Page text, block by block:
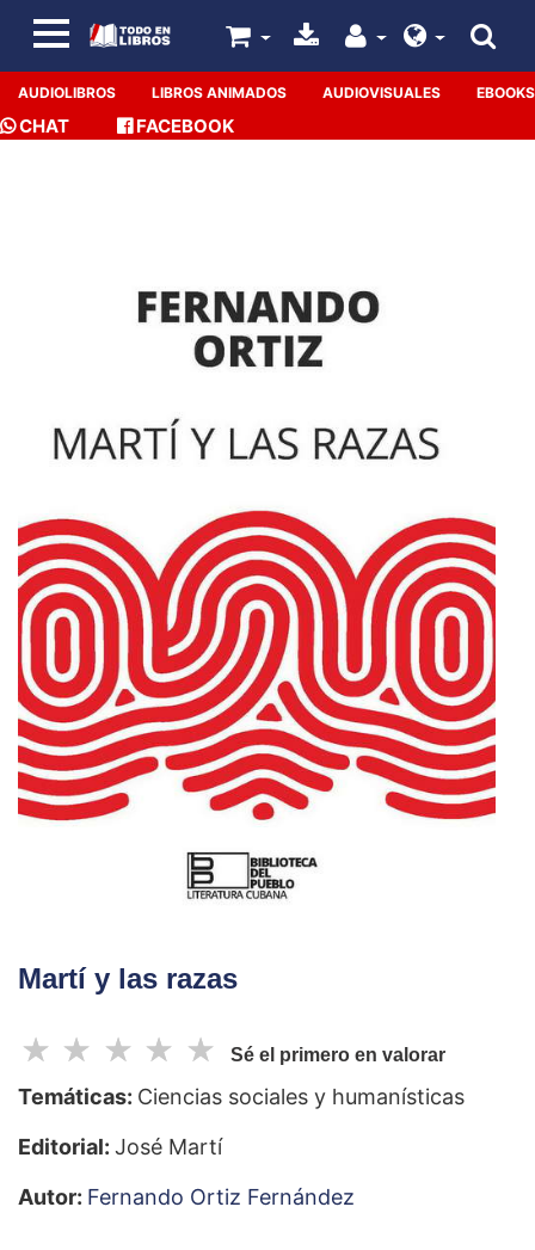
AUDIOLIBROS LIBROS ANIMADOS AUDIOVISUALES EBOOKS
CHAT FACEBOOK
Martí y las razas
☆
☆
☆
☆
☆ Sé el primero en valorar
Temáticas: Ciencias sociales y humanísticas
Editorial: José Martí
Autor: Fernando Ortiz Fernández